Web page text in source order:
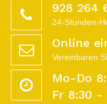
928 264
24-Stunden-
Online
Vereinbaren
Mo-Do
Fr 8:30 -